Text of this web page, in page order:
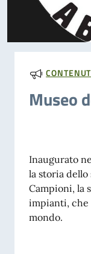
Museo
Inaugurato
la storia
Campioni, la
impianti, che
mondo.